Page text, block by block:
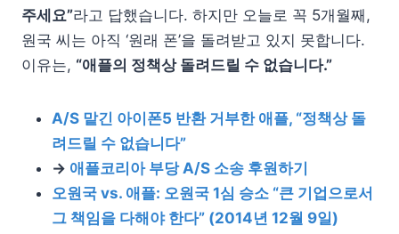
주세요”라고 답했습니다. 하지만 오늘로 꼭 5개월째,
원국 씨는 아직 ‘원래 폰’을 돌려받고 있지 못합니다.
이유는, “애플의 정책상 돌려드릴 수 없습니다.”
A/S 맡긴 아이폰5 반환 거부한 애플, “정책상 돌
려드릴 수 없습니다”
→ 애플코리아 부당 A/S 소송 후원하기
오원국 vs. 애플: 오원국 1심 승소 “큰 기업으로서
그 책임을 다해야 한다” (2014년 12월 9일)